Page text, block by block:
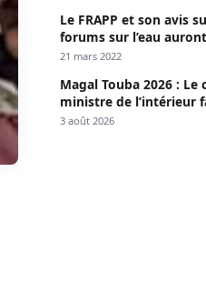
Le FRAPP et son avis
forums sur l’eau
Dakar »
21 mars 2022
Magal Touba 2026 : Le
ministre de l’intérieur
routière
3 août 2026